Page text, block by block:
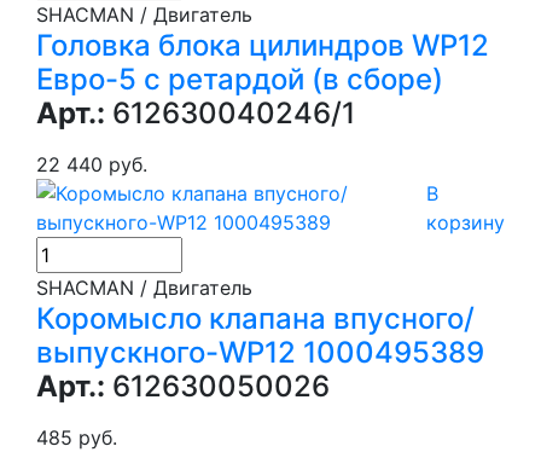
SHACMAN / Двигатель
Головка блока цилиндров WP12
Евро-5 с ретардой (в сборе)
Арт.: 612630040246/1
22 440 руб.
В
корзину
SHACMAN / Двигатель
Коромысло клапана впусного/
выпускного-WP12 1000495389
Арт.: 612630050026
485 руб.